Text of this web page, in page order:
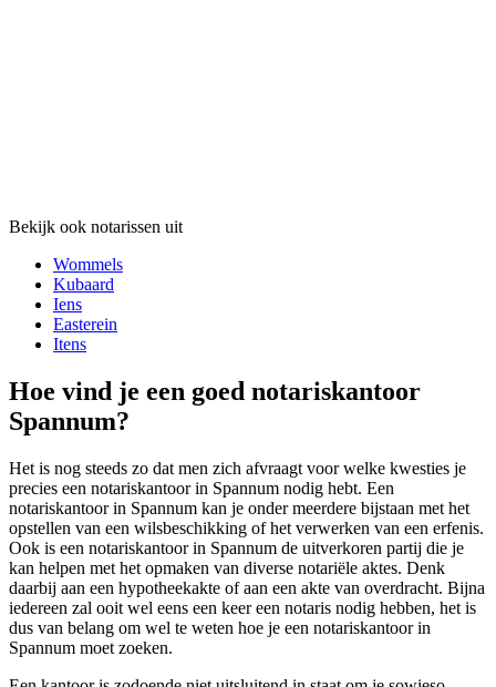
Bekijk ook notarissen uit
Wommels
Kubaard
Iens
Easterein
Itens
Hoe vind je een goed notariskantoor
Spannum?
Het is nog steeds zo dat men zich afvraagt voor welke kwesties je
precies een notariskantoor in Spannum nodig hebt. Een
notariskantoor in Spannum kan je onder meerdere bijstaan met het
opstellen van een wilsbeschikking of het verwerken van een erfenis.
Ook is een notariskantoor in Spannum de uitverkoren partij die je
kan helpen met het opmaken van diverse notariële aktes. Denk
daarbij aan een hypotheekakte of aan een akte van overdracht. Bijna
iedereen zal ooit wel eens een keer een notaris nodig hebben, het is
dus van belang om wel te weten hoe je een notariskantoor in
Spannum moet zoeken.